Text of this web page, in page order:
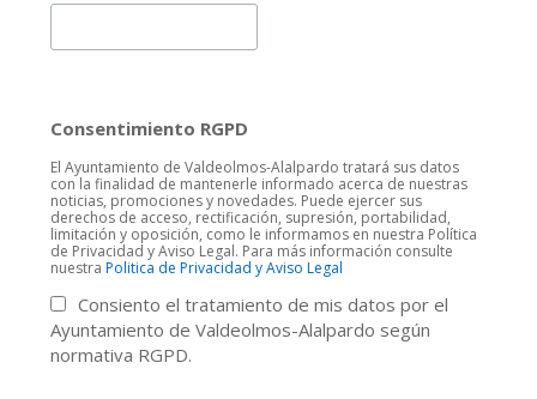
Consentimiento RGPD
El Ayuntamiento de Valdeolmos-Alalpardo tratará sus datos
con la finalidad de mantenerle informado acerca de nuestras
noticias, promociones y novedades. Puede ejercer sus
derechos de acceso, rectificación, supresión, portabilidad,
limitación y oposición, como le informamos en nuestra Política
de Privacidad y Aviso Legal. Para más información consulte
nuestra Politica de Privacidad y Aviso Legal
Consiento el tratamiento de mis datos por el
Ayuntamiento de Valdeolmos-Alalpardo según
normativa RGPD.